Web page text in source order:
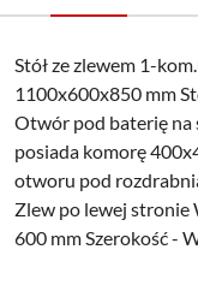
Stół ze zlewem 1-
1100x600x850 mm
Otwór pod baterię na
posiada komorę
otworu pod
Zlew po lewej stronie
600 mm Szerokość -